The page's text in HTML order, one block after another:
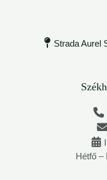
Strada Aurel
Hétfő –